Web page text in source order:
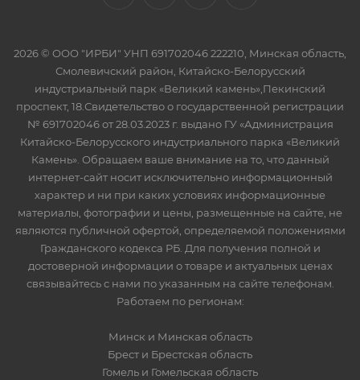
2026 © ООО "ИРБИ" УНП 691702046 222210, Минская область,
Смолевичский район, Китайско-Белорусский
индустриальный парк «Великий камень»,Пекинский
проспект, 18.Свидетельство о государственной регистрации
№ 691702046 от 28.03.2023 г. выдано ГУ «Администрация
Китайско-Белорусского индустриального парка «Великий
Камень». Обращаем ваше внимание на то, что данный
интернет-сайт носит исключительно информационный
характер и ни при каких условиях информационные
материалы, фотографии и цены, размещенные на сайте, не
являются публичной офертой, определяемой положениями
Гражданского кодекса РБ. Для получения полной и
достоверной информации о товаре и актуальных ценах
связывайтесь с нами по указанным на сайте телефонам.
Работаем по регионам:
Минск и Минская область
Брест и Брестская область
Гомель и Гомельская область